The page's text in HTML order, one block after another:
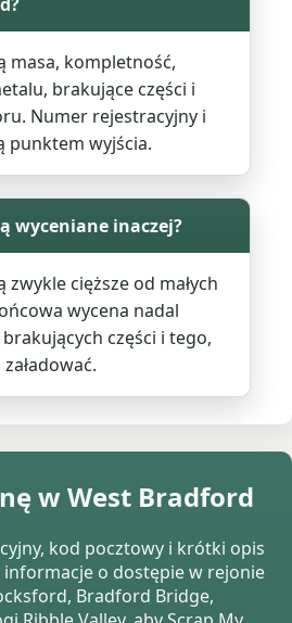
masa, kompletność,
brakujące części i
Numer rejestracyjny i
punktem wyjścia.
wyceniane inaczej?
zwykle cięższe od małych
wycena nadal
części i tego,
w West Bradford
kod pocztowy i krótki opis
o dostępie w rejonie
Bradford Bridge,